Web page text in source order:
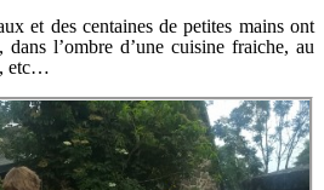
et des centaines de petites mains ont
l’ombre d’une cuisine fraiche, au
etc…